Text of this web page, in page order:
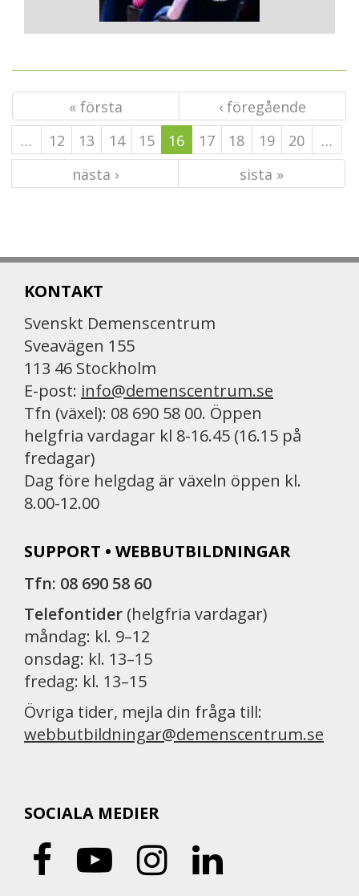
« första
‹ föregående
…
12 13 14 15 16 17 18 19 20
…
nästa ›
sista »
KONTAKT
Svenskt Demenscentrum
Sveavägen 155
113 46 Stockholm
E-post: info@demenscentrum.se
Tfn (växel): 08 690 58 00. Öppen
helgfria vardagar kl 8-16.45 (16.15 på
fredagar)
Dag före helgdag är växeln öppen kl.
8.00-12.00
SUPPORT • WEBBUTBILDNINGAR
Tfn: 08 690 58 60
Telefontider (helgfria vardagar)
måndag: kl. 9–12
onsdag: kl. 13–15
fredag: kl. 13–15
Övriga tider, mejla din fråga till:
webbutbildningar@demenscentrum.se
SOCIALA MEDIER